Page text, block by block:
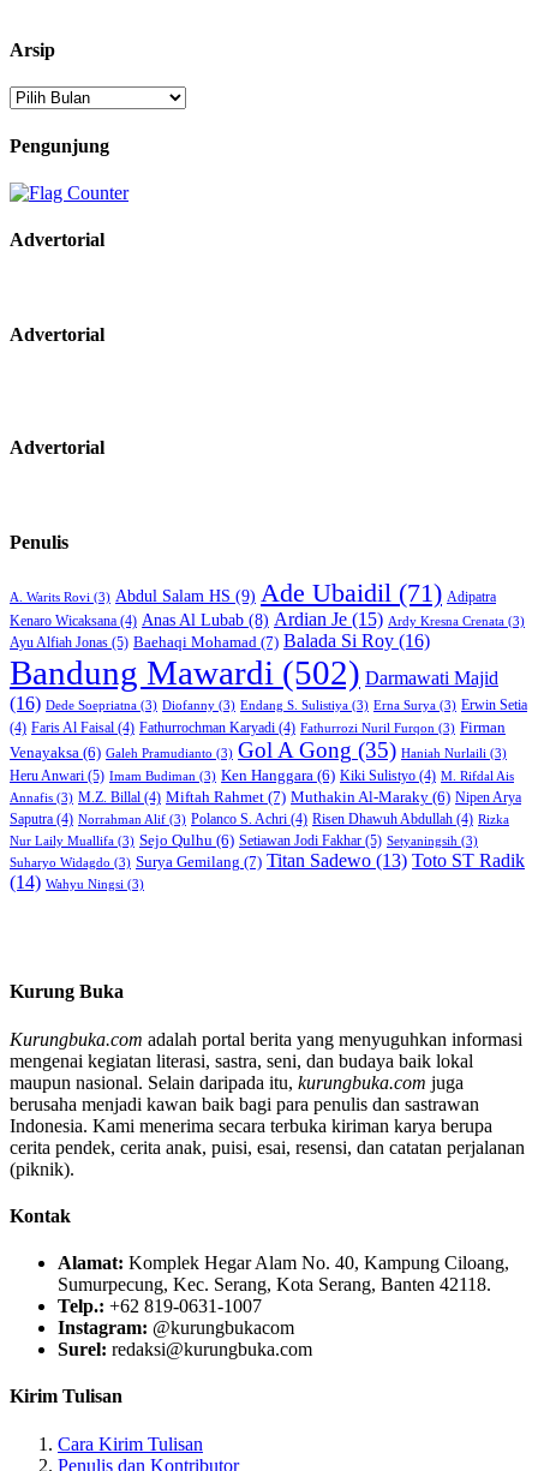
Arsip
Arsip
Pengunjung
Advertorial
Advertorial
Advertorial
Penulis
A. Warits Rovi (3) Abdul Salam HS (9) Ade Ubaidil (71) Adipatra
Kenaro Wicaksana (4) Anas Al Lubab (8) Ardian Je (15) Ardy Kresna Crenata (3)
Ayu Alfiah Jonas (5) Baehaqi Mohamad (7) Balada Si Roy (16)
Bandung Mawardi (502) Darmawati Majid
(16) Dede Soepriatna (3) Diofanny (3) Endang S. Sulistiya (3) Erna Surya (3) Erwin Setia
(4) Faris Al Faisal (4) Fathurrochman Karyadi (4) Fathurrozi Nuril Furqon (3) Firman
Venayaksa (6) Galeh Pramudianto (3) Gol A Gong (35) Haniah Nurlaili (3)
Heru Anwari (5) Imam Budiman (3) Ken Hanggara (6) Kiki Sulistyo (4) M. Rifdal Ais
Annafis (3) M.Z. Billal (4) Miftah Rahmet (7) Muthakin Al-Maraky (6) Nipen Arya
Saputra (4) Norrahman Alif (3) Polanco S. Achri (4) Risen Dhawuh Abdullah (4) Rizka
Nur Laily Muallifa (3) Sejo Qulhu (6) Setiawan Jodi Fakhar (5) Setyaningsih (3)
Suharyo Widagdo (3) Surya Gemilang (7) Titan Sadewo (13) Toto ST Radik
(14) Wahyu Ningsi (3)
Kurung Buka
Kurungbuka.com adalah portal berita yang menyuguhkan informasi
mengenai kegiatan literasi, sastra, seni, dan budaya baik lokal
maupun nasional. Selain daripada itu, kurungbuka.com juga
berusaha menjadi kawan baik bagi para penulis dan sastrawan
Indonesia. Kami menerima secara terbuka kiriman karya berupa
cerita pendek, cerita anak, puisi, esai, resensi, dan catatan perjalanan
(piknik).
Kontak
Alamat: Komplek Hegar Alam No. 40, Kampung Ciloang,
Sumurpecung, Kec. Serang, Kota Serang, Banten 42118.
Telp.: +62 819-0631-1007
Instagram: @kurungbukacom
Surel: redaksi@kurungbuka.com
Kirim Tulisan
Cara Kirim Tulisan
Penulis dan Kontributor